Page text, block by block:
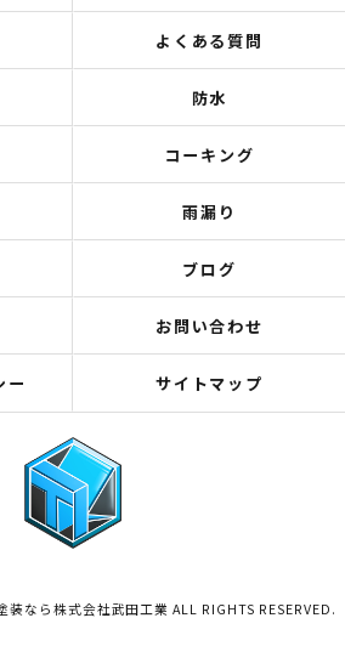
よくある質問
防水
コーキング
雨漏り
ブログ
お問い合わせ
ー サイトマップ
なら株式会社武田工業 ALL RIGHTS RESERVED.